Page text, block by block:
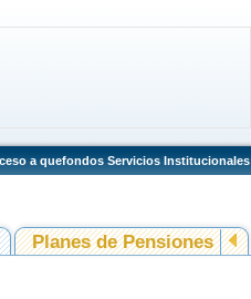
a quefondos Servicios Institucionales
Planes de Pensiones